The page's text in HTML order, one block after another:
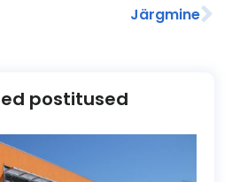
Järgmine
postitused